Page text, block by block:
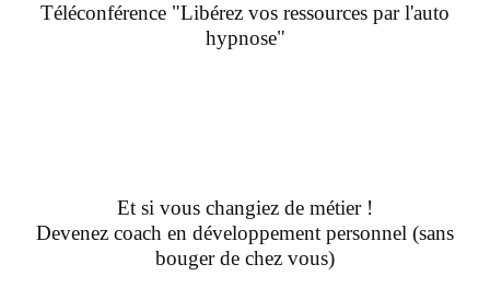
Téléconférence "Libérez vos ressources par l'auto
hypnose"
Et si vous changiez de métier !
Devenez coach en développement personnel (sans
bouger de chez vous)